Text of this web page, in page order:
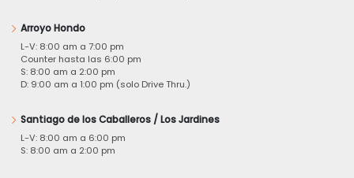
Arroyo Hondo
L-V: 8:00 am a 7:00 pm
Counter hasta las 6:00 pm
S: 8:00 am a 2:00 pm
D: 9:00 am a 1:00 pm (solo Drive Thru.)
Santiago de los Caballeros / Los Jardines
L-V: 8:00 am a 6:00 pm
S: 8:00 am a 2:00 pm